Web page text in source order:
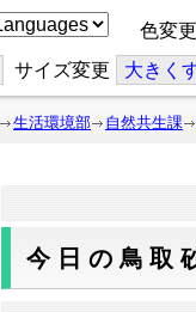
色変更
サイズ変更 大きく
生活環境部 自然共生課
今日の鳥取